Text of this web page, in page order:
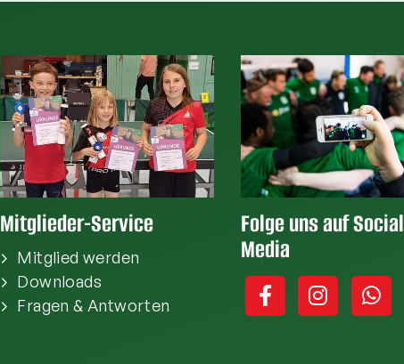
Mitglieder-Service
Mitglied werden
Downloads
Fragen & Antworten
Folge uns auf Social
Media